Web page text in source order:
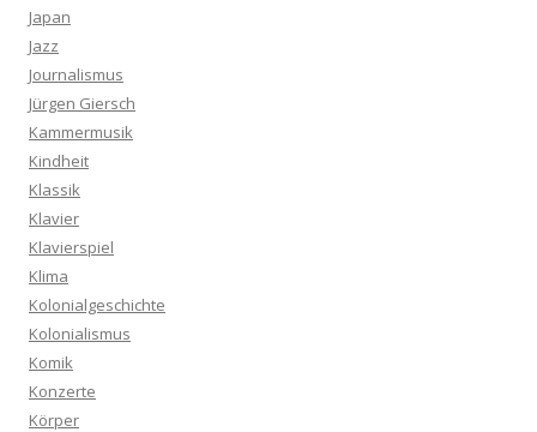
Japan
Jazz
Journalismus
Jürgen Giersch
Kammermusik
Kindheit
Klassik
Klavier
Klavierspiel
Klima
Kolonialgeschichte
Kolonialismus
Komik
Konzerte
Körper